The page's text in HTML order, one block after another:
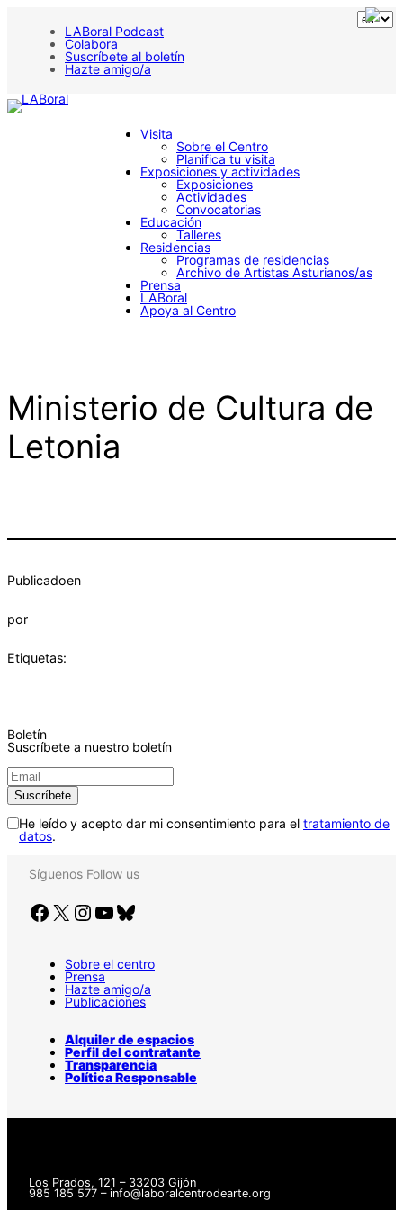
contenido LABoral Podcast
Colabora
Suscríbete al boletín
Hazte amigo/a
Visita
Sobre el Centro
Planifica tu visita
Exposiciones y actividades
Exposiciones
Actividades
Convocatorias
Educación
Talleres
Residencias
Programas de residencias
Archivo de Artistas Asturianos/as
Prensa
LABoral
Apoya al Centro
Ministerio de Cultura de
Letonia
Publicadoen
por
Etiquetas:
Boletín
Suscríbete a nuestro boletín
He leído y acepto dar mi consentimiento para el tratamiento de
datos.
Síguenos Follow us
Facebook X Instagram YouTube Bluesky
Sobre el centro
Prensa
Hazte amigo/a
Publicaciones
Alquiler de espacios
Perfil del contratante
Transparencia
Política Responsable
Los Prados, 121 – 33203 Gijón
985 185 577 – info@laboralcentrodearte.org